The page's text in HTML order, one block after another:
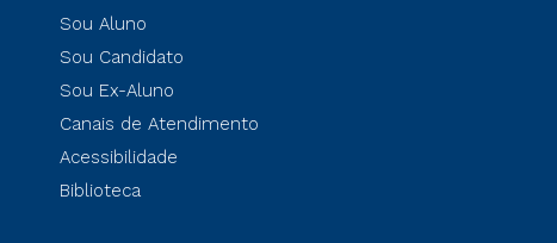
Sou Aluno
Sou Candidato
Sou Ex-Aluno
Canais de Atendimento
Acessibilidade
Biblioteca